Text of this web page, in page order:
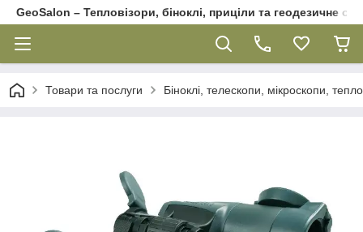
GeoSalon – Тепловізори, біноклі, приціли та геодезичне
Товари та послуги Біноклі, телескопи, мікроскопи,